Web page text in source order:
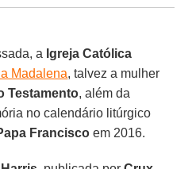
a Igreja Católica
Madalena, talvez a mulher
Testamento, além da
no calendário litúrgico
Francisco em 2016.